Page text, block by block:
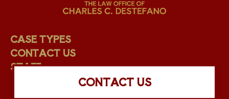
CONTACT US
CASE TYPES
CONTACT US
STAFF